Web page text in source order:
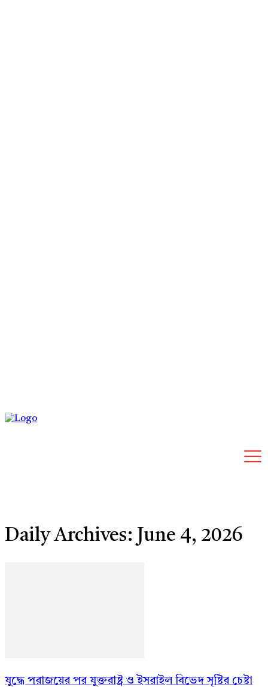
Daily Archives: June 4, 2026
যুদ্ধে পরাজয়ের পর যুক্তরাষ্ট্র ও ইসরাইল বিভেদ সৃষ্টির চেষ্টা